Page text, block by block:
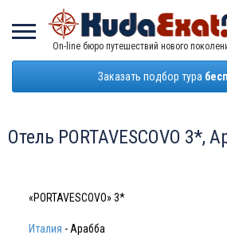
On-line бюро путешествий нового
Заказать подбор тура
Отель PORTAVESCOVO 3*,
«PORTAVESCOVO» 3*
Италия - Арабба